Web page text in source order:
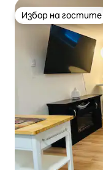
Избор на гостите
Избор на гостите